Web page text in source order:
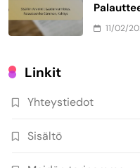
11/02/
Linkit
Yhteystiedot
Sisältö